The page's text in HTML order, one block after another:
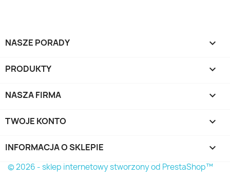
NASZE PORADY 
PRODUKTY 
NASZA FIRMA 
TWOJE KONTO 
INFORMACJA O SKLEPIE keyboard_arrow_down
© 2026 - sklep internetowy stworzony od PrestaShop™